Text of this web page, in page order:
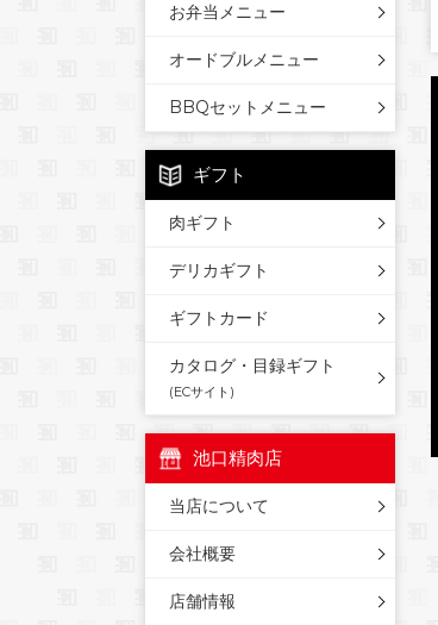
お弁当メニュー
オードブルメニュー
BBQセットメニュー
ギフト
肉ギフト
デリカギフト
ギフトカード
カタログ・目録ギフト
(ECサイト)
池口精肉店
当店について
会社概要
店舗情報